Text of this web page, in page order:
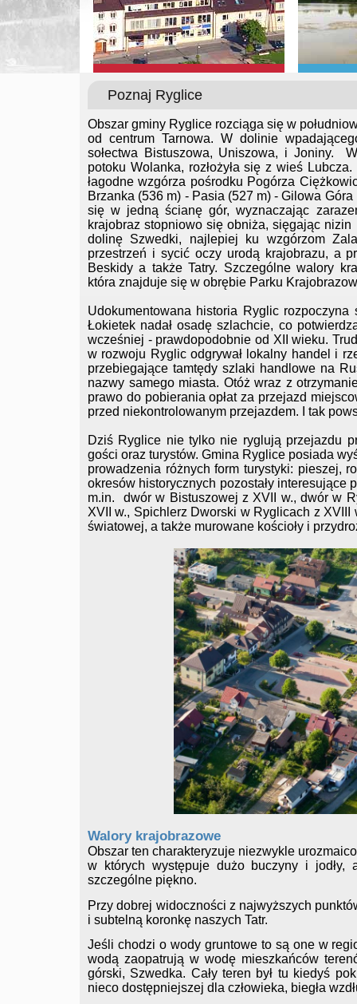
Poznaj Ryglice
Obszar gminy Ryglice rozciąga się w
od centrum Tarnowa. W dolinie
sołectwa Bistuszowa, Uniszowa, i Joniny.
potoku Wolanka, rozłożyła się z wieś
łagodne wzgórza pośrodku Pogórza
Brzanka (536 m) - Pasia (527 m) - Gilowa
się w jedną ścianę gór, wyznaczając
krajobraz stopniowo się obniża, sięgając
dolinę Szwedki, najlepiej ku wzgórzom
przestrzeń i sycić oczy urodą krajobrazu, a
Beskidy a także Tatry. Szczególne walory
która znajduje się w obrębie Parku
Udokumentowana historia Ryglic
Łokietek nadał osadę szlachcie, co
wcześniej - prawdopodobnie od XII wieku.
w rozwoju Ryglic odgrywał lokalny handel i
przebiegające tamtędy szlaki handlowe na
nazwy samego miasta. Otóż wraz z
prawo do pobierania opłat za przejazd
przed niekontrolowanym przejazdem. I tak
Dziś Ryglice nie tylko nie ryglują przejazdu
gości oraz turystów. Gmina Ryglice posiada
prowadzenia różnych form turystyki: pieszej,
okresów historycznych pozostały
m.in. dwór w Bistuszowej z XVII w., dwór w
XVII w., Spichlerz Dworski w Ryglicach z
światowej, a także murowane kościoły i
Walory krajobrazowe
Obszar ten charakteryzuje niezwykle
w których występuje dużo buczyny i
szczególne piękno.
Przy dobrej widoczności z najwyższych
i subtelną koronkę naszych Tatr.
Jeśli chodzi o wody gruntowe to są one w
wodą zaopatrują w wodę mieszkańców
górski, Szwedka. Cały teren był tu kiedyś
nieco dostępniejszej dla człowieka, biegła